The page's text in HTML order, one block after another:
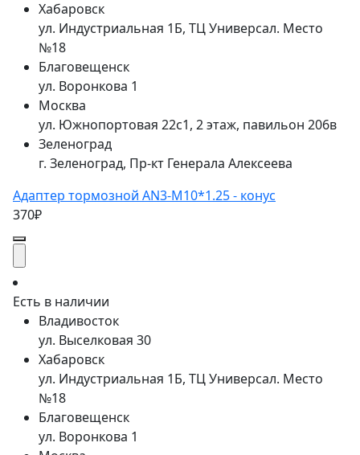
Хабаровск
ул. Индустриальная 1Б, ТЦ Универсал. Место
№18
Благовещенск
ул. Воронкова 1
Москва
ул. Южнопортовая 22с1, 2 этаж, павильон 206в
Зеленоград
г. Зеленоград, Пр-кт Генерала Алексеева
Адаптер тормозной AN3-M10*1.25 - конус
370₽
Есть в наличии
Владивосток
ул. Выселковая 30
Хабаровск
ул. Индустриальная 1Б, ТЦ Универсал. Место
№18
Благовещенск
ул. Воронкова 1